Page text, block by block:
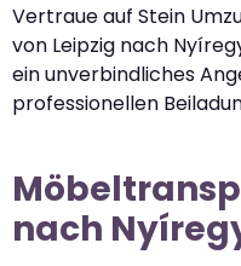
Vertraue auf Stein
von Leipzig nach
ein unverbindliches
professionellen
nach